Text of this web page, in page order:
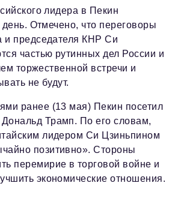
лидера в Пекин
Отмечено, что переговоры
и председателя КНР Си
частью рутинных дел России и
торжественной встречи и
не будут.
ранее (13 мая) Пекин посетил
Трамп. По его словам,
лидером Си Цзиньпином
позитивно». Стороны
перемирие в торговой войне и
экономические отношения.